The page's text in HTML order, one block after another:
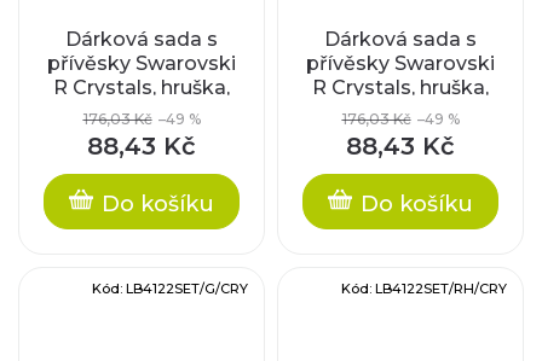
Dárková sada s
přívěsky Swarovski
R Crystals, hruška,
tanzanite /
rhodiované
komponenty
176,03 Kč –49 %
88,43 Kč
Do košíku
Dárková sada s
přívěsky Swarovski
R Crystals, hruška,
crystal golden
patina / rhodiované
komponenty
176,03 Kč –49 %
88,43 Kč
Do košíku
Kód: LB4122SET/G/CRY Kód: LB4122SET/RH/CRY